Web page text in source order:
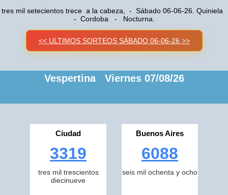
tres mil setecientos trece a la cabeza, - Sábado 06-06-26. Quiniela
- Cordoba - Nocturna.
<< ULTIMOS SORTEOS SÁBADO 06-06-26 >>
Vespertina Viernes 07/08/26
Ciudad
3319
tres mil trescientos
diecinueve
Buenos Aires
6088
seis mil ochenta y ocho